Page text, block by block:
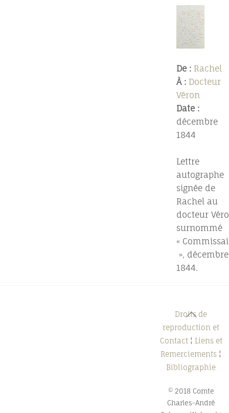
De : Rachel
À : Docteur
Véron
Date :
décembre
1844
Lettre
autographe
signée de
Rachel au
docteur
surnommé
«
», décembre
1844.
Back
To
Top
Droits de
reproduction et
Contact¦ Liens et
Remerciements ¦
Bibliographie
© 2018 Comte
Charles-André